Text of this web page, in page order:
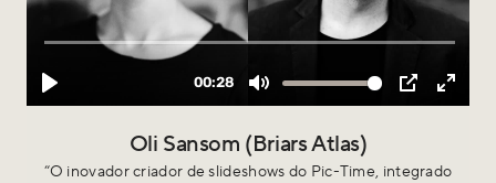
Oli Sansom (Briars Atlas)
“O inovador criador de slideshows do Pic-Time, integrado